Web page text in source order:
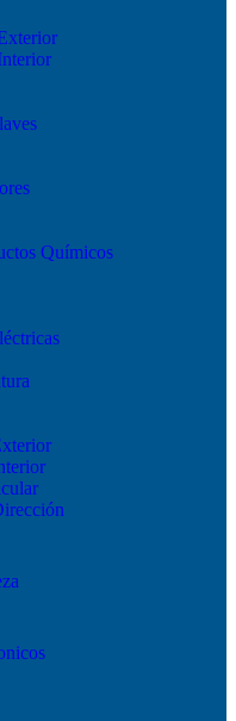
Químicos